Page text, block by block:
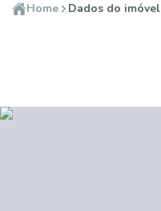
Home Dados do imóvel